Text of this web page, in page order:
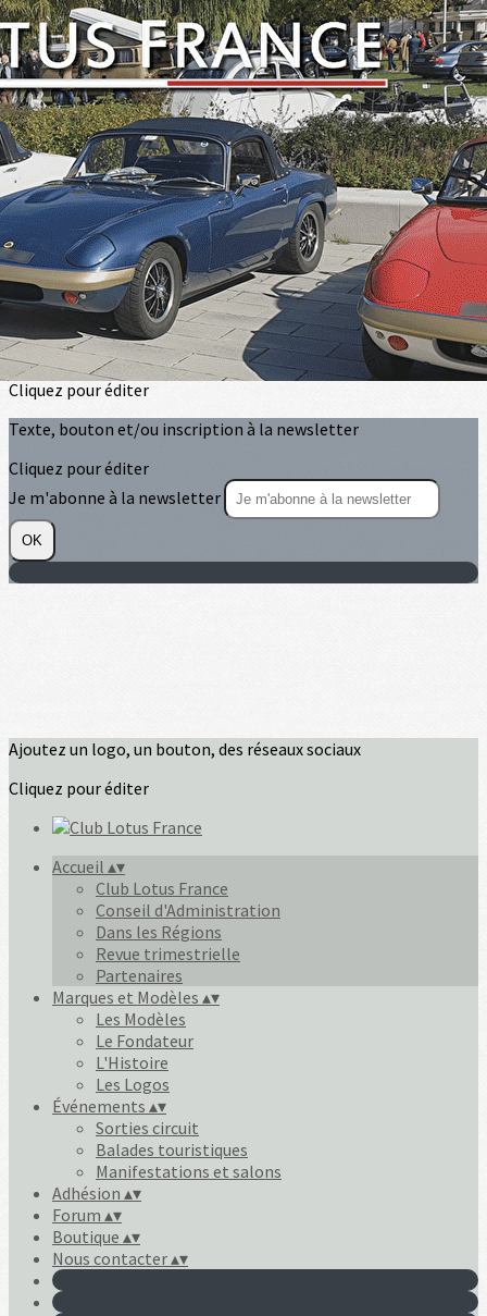
Exporter les lignes sélectionnées
Exporter toutes les colonnes
Exporter uniquement les colonnes affichées
Menu
<
>
Club Lotus France
Conseil d'Administration
Dans les Régions
Revue trimestrielle
Partenaires
?>
Images de la page d'accueil
Cliquez pour éditer
Texte, bouton et/ou inscription à la newsletter
Cliquez pour éditer
Je m'abonne à la newsletter
OK
Ajoutez un logo, un bouton, des réseaux sociaux
Cliquez pour éditer
Accueil ▴▾
Club Lotus France
Conseil d'Administration
Dans les Régions
Revue trimestrielle
Partenaires
Marques et Modèles ▴▾
Les Modèles
Le Fondateur
L'Histoire
Les Logos
Événements ▴▾
Sorties circuit
Balades touristiques
Manifestations et salons
Adhésion ▴▾
Forum ▴▾
Boutique ▴▾
Nous contacter▴▾